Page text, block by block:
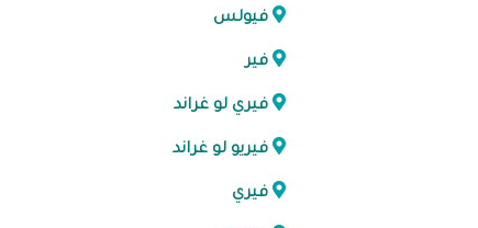
فيولس
فير
فيري لو غراند
فيريو لو غراند
فيري